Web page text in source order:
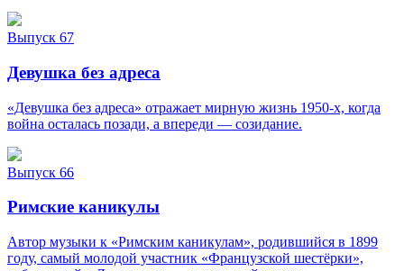
Выпуск 67
Девушка без адреса
«Девушка без адреса» отражает мирную жизнь 1950-х, когда
война осталась позади, а впереди — созидание.
Выпуск 66
Римские каникулы
Автор музыки к «Римским каникулам», родившийся в 1899
году, самый молодой участник «Французской шестёрки»,